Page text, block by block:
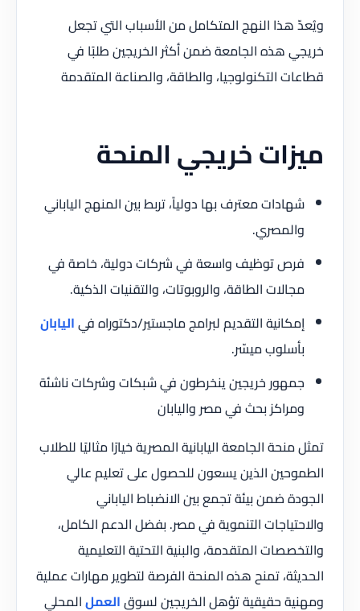
ويُعدّ هذا النهج المتكامل من الأسباب التي تجعل
خريجي هذه الجامعة ضمن أكثر الخريجين طلبًا في
قطاعات التكنولوجيا، والطاقة، والصناعة المتقدمة
ميزات خريجي المنحة
شهادات معترف بها دولياً، تربط بين المنهج الياباني
والمصري.
فرص توظيف واسعة في شركات دولية، خاصة في
مجالات الطاقة، والروبوتات، والتقنيات الذكية.
إمكانية التقديم لبرامج ماجستير/دكتوراه فياليابان
بأسلوب ميسّر.
جمهور خريجين ينخرطون في شبكات وشركات ناشئة
ومراكز بحث في مصر واليابان
تمثل منحة الجامعة اليابانية المصرية خيارًا مثاليًا للطلاب
الطموحين الذين يسعون للحصول على تعليم عالي
الجودة ضمن بيئة تجمع بين الانضباط الياباني
والاحتياجات التنموية في مصر. بفضل الدعم الكامل،
والتخصصات المتقدمة، والبنية التحتية التعليمية
الحديثة، تمنح هذه المنحة الفرصة لتطوير مهارات عملية
ومهنية حقيقية تؤهل الخريجين لسوقالعملالمحلي